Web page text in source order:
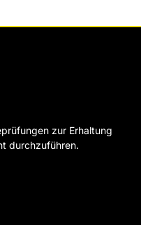
zur Erhaltung
durchzuführen.